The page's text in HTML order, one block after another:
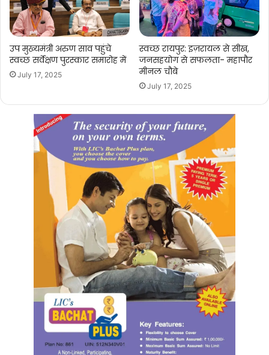
उप मुख्यमंत्री अरुण साव पहुंचे
स्वच्छ सर्वेक्षण पुरस्कार समारोह में
July 17, 2025
स्वच्छ रायपुर: इज़रायल से सीख,
जनसहयोग से सफलता- महापौर
मीनल चौबे
July 17, 2025